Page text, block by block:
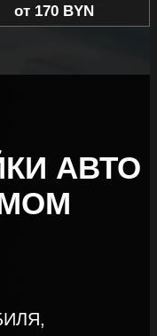
от 170 BYN
АВТО